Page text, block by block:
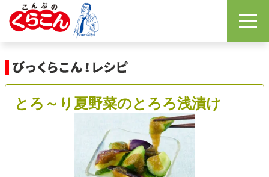
とろ～り夏野菜のとろろ浅漬け